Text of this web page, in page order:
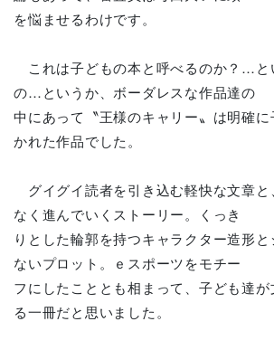
を悩ませるわけです。
これは子どもの本と呼べるのか？…と
の…というか、ボーダレスな作品達の
中にあって〝王様のキャリー〟は明確
かれた作品でした。
グイグイ読者を引き込む軽快な文章と
なく進んでいくストーリー。くっき
りとした輪郭を持つキャラクター造形
ないプロット。ｅスポーツをモチー
フにしたこととも相まって、子ども達
る一冊だと思いました。